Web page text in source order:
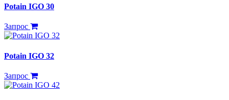
Potain IGO 30
Запрос
Potain IGO 32
Запрос